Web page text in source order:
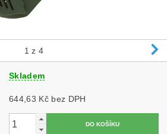
1 z 4
Skladem
644,63 Kč bez DPH